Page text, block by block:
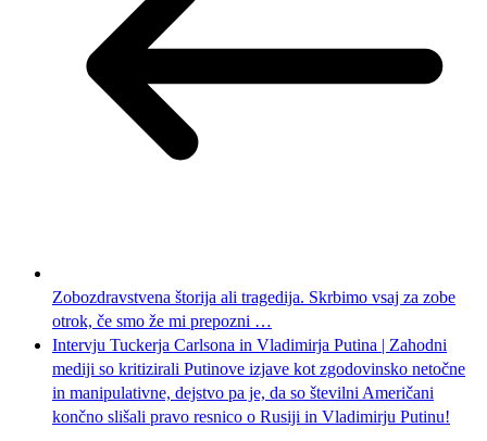
Zobozdravstvena štorija ali tragedija. Skrbimo vsaj za zobe
otrok, če smo že mi prepozni …
Intervju Tuckerja Carlsona in Vladimirja Putina | Zahodni
mediji so kritizirali Putinove izjave kot zgodovinsko netočne
in manipulativne, dejstvo pa je, da so številni Američani
končno slišali pravo resnico o Rusiji in Vladimirju Putinu!